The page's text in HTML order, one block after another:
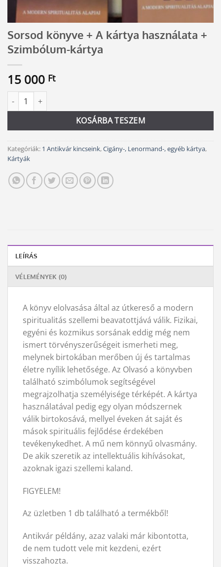
Sorsod könyve + A kártya használata +
Szimbólum-kártya
15 000 Ft
Sorsod könyve + A kártya használata + Szimbólum-kártya
KOSÁRBA TESZEM
Alternative:
Kategóriák: 1 Antikvár kincseink,Cigány-, Lenormand-, egyéb kártya,
Kártyák
LEÍRÁS
VÉLEMÉNYEK (0)
A könyv elolvasása által az útkereső a modern
spiritualitás szellemi beavatottjává válik. Fizikai,
egyéni és kozmikus sorsának eddig még nem
ismert törvényszerűségeit ismerheti meg,
melynek birtokában merőben új és tartalmas
életre nyílik lehetősége. Az Olvasó a könyvben
található szimbólumok segítségével
megrajzolhatja személyisége térképét. A kártya
használatával pedig egy olyan módszernek
válik birtokosává, mellyel éveken át saját és
mások spirituális fejlődése érdekében
tevékenykedhet. A mű nem könnyű olvasmány.
De akik szeretik az intellektuális kihívásokat,
azoknak igazi szellemi kaland.
FIGYELEM!
Az üzletben 1 db található a termékből!
Antikvár példány, azaz valaki már kibontotta,
de nem tudott vele mit kezdeni, ezért
visszahozta.